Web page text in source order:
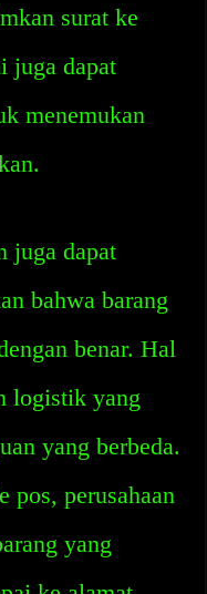
surat ke
juga dapat
menemukan
juga dapat
bahwa barang
benar. Hal
logistik yang
yang berbeda.
pos, perusahaan
yang